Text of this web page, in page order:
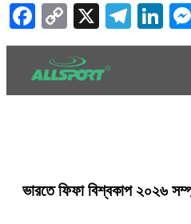
Facebook
Copy
Link
X
ভারতে ফিফা বিশ্বকাপ ২০২৬